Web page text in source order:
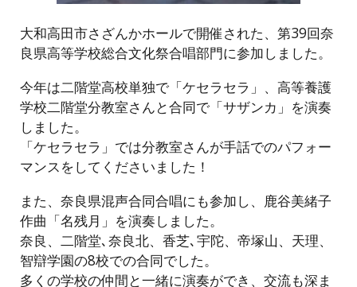
大和高田市さざんかホールで開催された、第39回奈
良県高等学校総合文化祭合唱部門に参加しました。
今年は二階堂高校単独で「ケセラセラ」、高等養護
学校二階堂分教室さんと合同で「サザンカ」を演奏
しました。
「ケセラセラ」では分教室さんが手話でのパフォー
マンスをしてくださいました！
また、奈良県混声合同合唱にも参加し、鹿谷美緒子
作曲「名残月」を演奏しました。
奈良、二階堂､奈良北、香芝､宇陀、帝塚山、天理、
智辯学園の8校での合同でした。
多くの学校の仲間と一緒に演奏ができ、交流も深ま